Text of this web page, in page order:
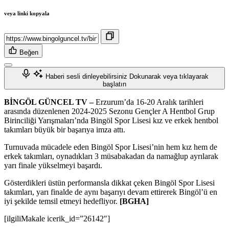
veya linki kopyala
Beğen
Haberi sesli dinleyebilirsiniz Dokunarak veya tıklayarak
başlatın
BİNGÖL GÜNCEL TV –Erzurum’da 16-20 Aralık tarihleri
arasında düzenlenen 2024-2025 Sezonu Gençler A Hentbol Grup
Birinciliği Yarışmaları’nda Bingöl Spor Lisesi kız ve erkek hentbol
takımları büyük bir başarıya imza attı.
Turnuvada mücadele eden Bingöl Spor Lisesi’nin hem kız hem de
erkek takımları, oynadıkları 3 müsabakadan da namağlup ayrılarak
yarı finale yükselmeyi başardı.
Gösterdikleri üstün performansla dikkat çeken Bingöl Spor Lisesi
takımları, yarı finalde de aynı başarıyı devam ettirerek Bingöl’ü en
iyi şekilde temsil etmeyi hedefliyor. [BGHA]
[ilgiliMakale icerik_id=”26142″]